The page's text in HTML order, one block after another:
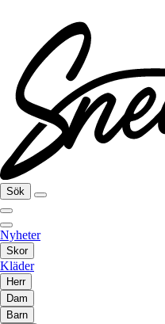
Sök
Nyheter
Skor
Kläder
Herr
Dam
Barn